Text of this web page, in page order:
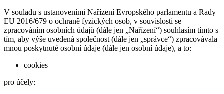
V souladu s ustanoveními Nařízení Evropského parlamentu a Rady
EU 2016/679 o ochraně fyzických osob, v souvislosti se
zpracováním osobních údajů (dále jen „Nařízení“) souhlasím tímto s
tím, aby výše uvedená společnost (dále jen „správce“) zpracovávala
mnou poskytnuté osobní údaje (dále jen osobní údaje), a to:
cookies
pro účely: